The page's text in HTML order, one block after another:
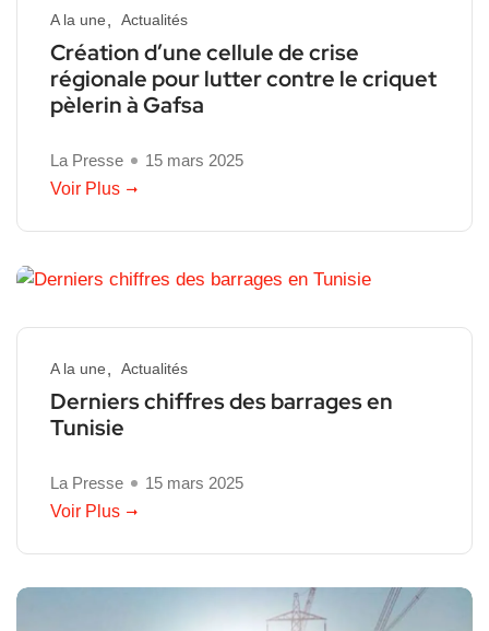
A la une Actualités
Création d’une cellule de crise
régionale pour lutter contre le criquet
pèlerin à Gafsa
La Presse
15 mars 2025
Voir Plus
A la une Actualités
Derniers chiffres des barrages en
Tunisie
La Presse
15 mars 2025
Voir Plus